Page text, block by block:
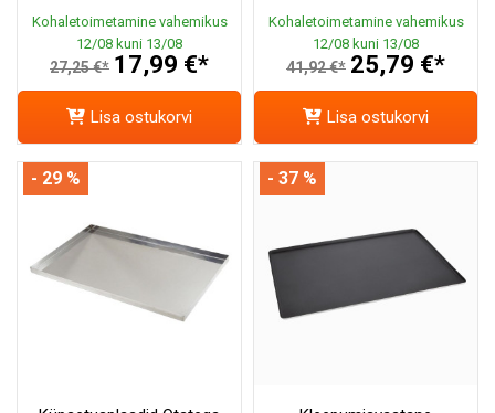
Kohaletoimetamine vahemikus
12/08 kuni 13/08
27,25 €* 17,99 €*
Lisa ostukorvi
Kohaletoimetamine vahemikus
12/08 kuni 13/08
41,92 €* 25,79 €*
Lisa ostukorvi
- 29 % - 37 %